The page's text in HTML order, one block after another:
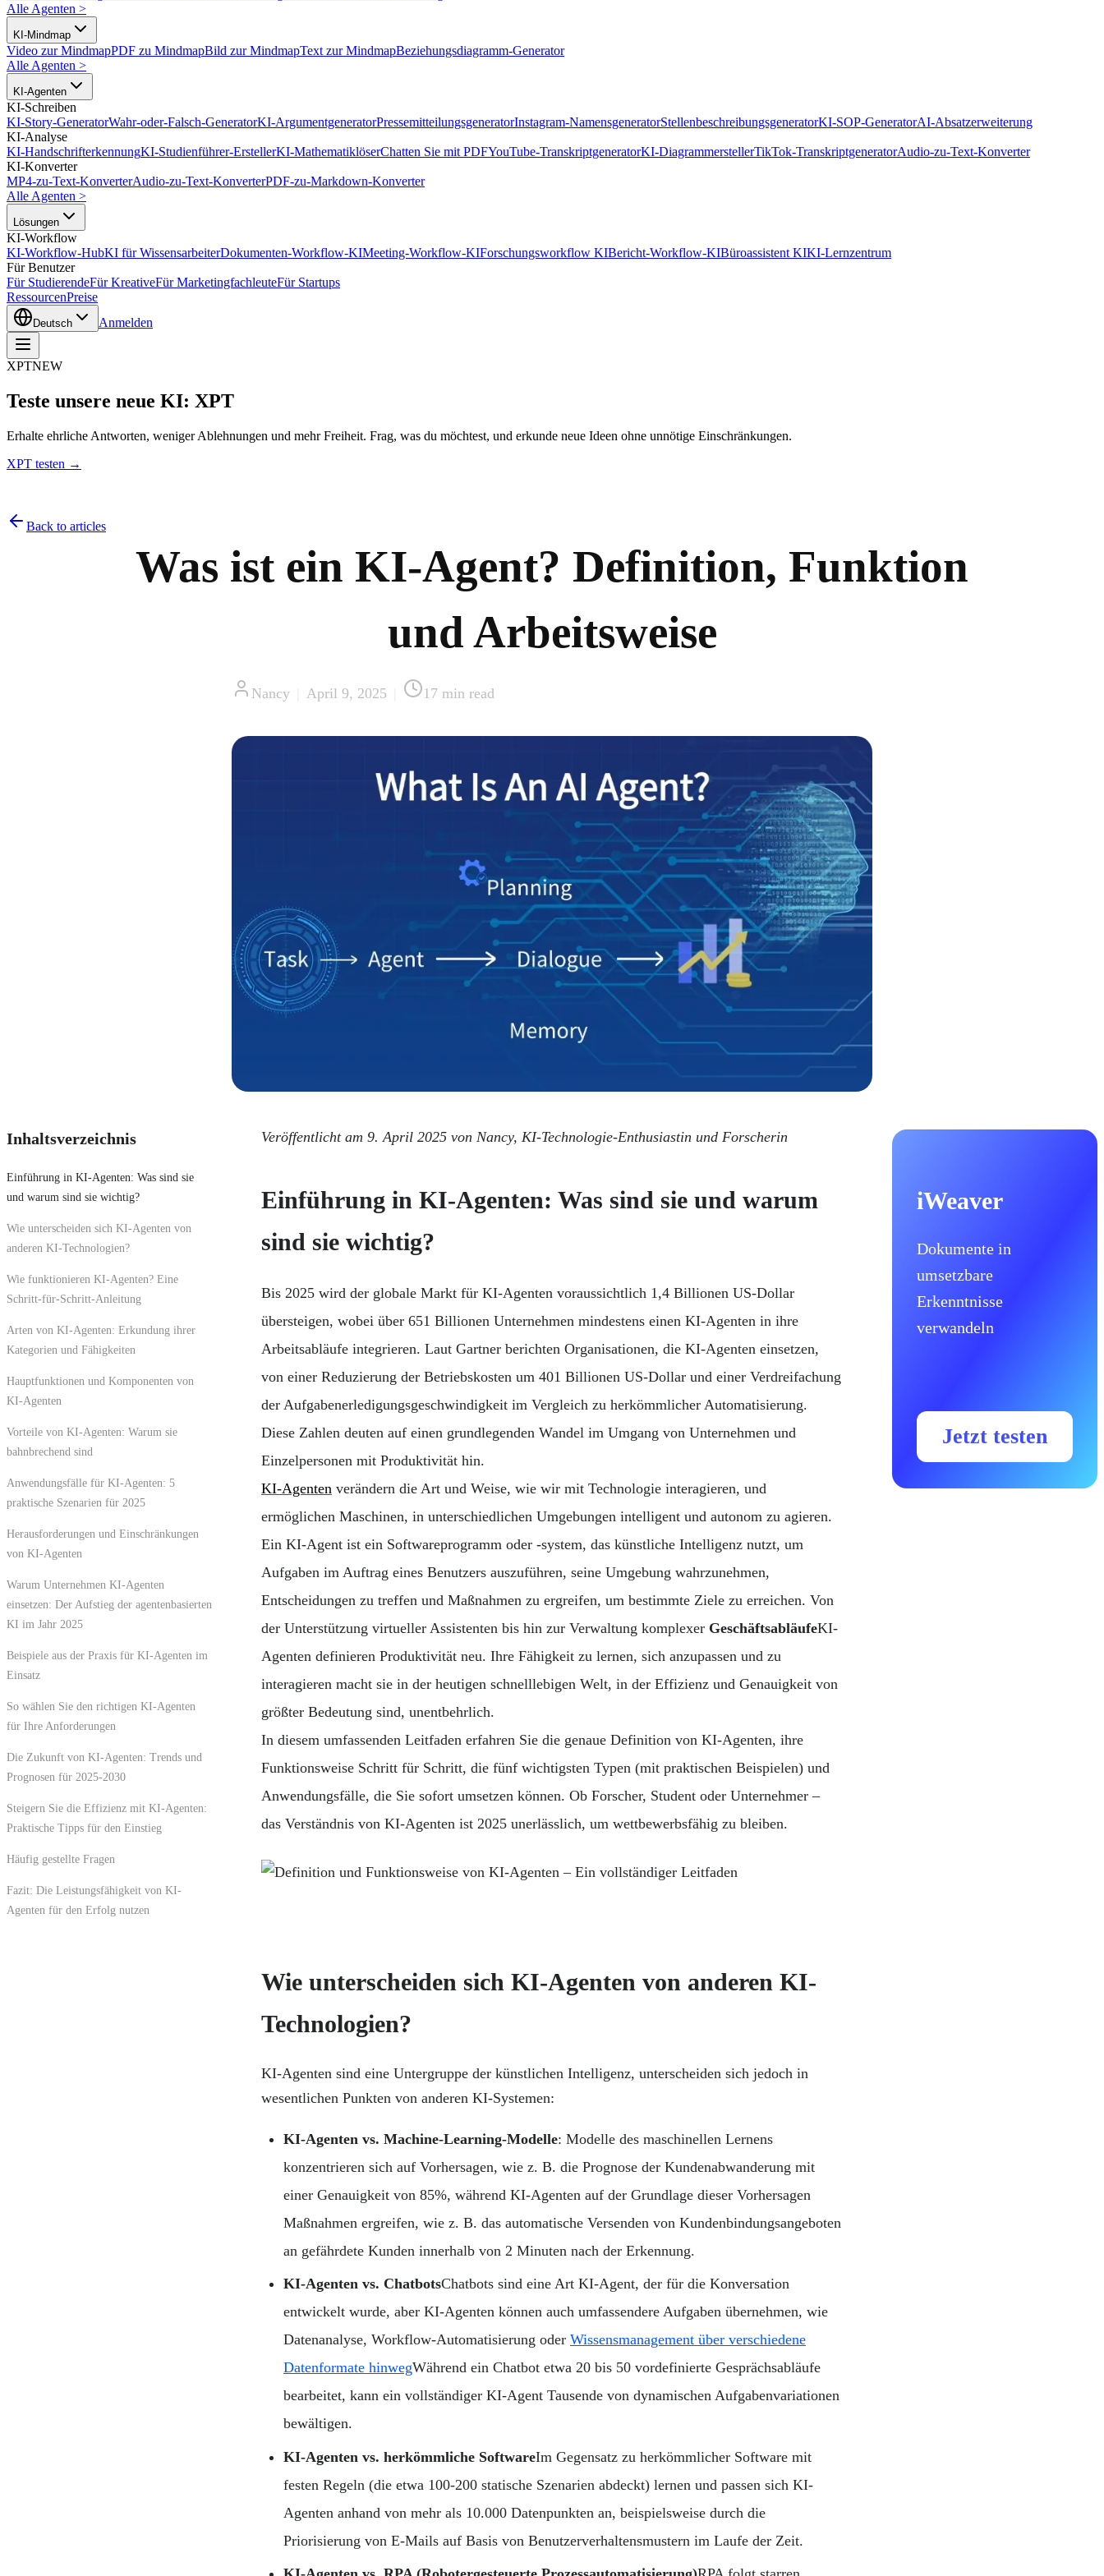
Alle Agenten >
KI-Mindmap
Video zur MindmapPDF zu MindmapBild zur MindmapText zur MindmapBeziehungsdiagramm-Generator
Alle Agenten >
KI-Agenten
KI-Schreiben
KI-Story-GeneratorWahr-oder-Falsch-GeneratorKI-ArgumentgeneratorPressemitteilungsgeneratorInstagram-NamensgeneratorStellenbeschreibungsgeneratorKI-SOP-GeneratorAI-Absatzerweiterung
KI-Analyse
KI-HandschrifterkennungKI-Studienführer-ErstellerKI-MathematiklöserChatten Sie mit PDFYouTube-TranskriptgeneratorKI-DiagrammerstellerTikTok-TranskriptgeneratorAudio-zu-Text-Konverter
KI-Konverter
MP4-zu-Text-KonverterAudio-zu-Text-KonverterPDF-zu-Markdown-Konverter
Alle Agenten >
Lösungen
KI-Workflow
KI-Workflow-HubKI für WissensarbeiterDokumenten-Workflow-KIMeeting-Workflow-KIForschungsworkflow KIBericht-Workflow-KIBüroassistent KIKI-Lernzentrum
Für Benutzer
Für StudierendeFür KreativeFür MarketingfachleuteFür Startups
RessourcenPreise
Deutsch Anmelden
XPTNEW
Teste unsere neue KI: XPT
Erhalte ehrliche Antworten, weniger Ablehnungen und mehr Freiheit. Frag, was du möchtest, und erkunde neue Ideen ohne unnötige Einschränkungen.
XPT testen →
Back to articles
Was ist ein KI-Agent? Definition, Funktion
und Arbeitsweise
Nancy April 9, 2025 17 min read
Inhaltsverzeichnis
Einführung in KI-Agenten: Was sind sie
und warum sind sie wichtig?
Wie unterscheiden sich KI-Agenten von
anderen KI-Technologien?
Wie funktionieren KI-Agenten? Eine
Schritt-für-Schritt-Anleitung
Arten von KI-Agenten: Erkundung ihrer
Kategorien und Fähigkeiten
Hauptfunktionen und Komponenten von
KI-Agenten
Vorteile von KI-Agenten: Warum sie
bahnbrechend sind
Anwendungsfälle für KI-Agenten: 5
praktische Szenarien für 2025
Herausforderungen und Einschränkungen
von KI-Agenten
Warum Unternehmen KI-Agenten
einsetzen: Der Aufstieg der agentenbasierten
KI im Jahr 2025
Beispiele aus der Praxis für KI-Agenten im
Einsatz
So wählen Sie den richtigen KI-Agenten
für Ihre Anforderungen
Die Zukunft von KI-Agenten: Trends und
Prognosen für 2025-2030
Steigern Sie die Effizienz mit KI-Agenten:
Praktische Tipps für den Einstieg
Häufig gestellte Fragen
Fazit: Die Leistungsfähigkeit von KI-
Agenten für den Erfolg nutzen
Veröffentlicht am 9. April 2025 von Nancy, KI-Technologie-Enthusiastin und Forscherin
Einführung in KI-Agenten: Was sind sie und warum
sind sie wichtig?
Bis 2025 wird der globale Markt für KI-Agenten voraussichtlich 1,4 Billionen US-Dollar
übersteigen, wobei über 651 Billionen Unternehmen mindestens einen KI-Agenten in ihre
Arbeitsabläufe integrieren. Laut Gartner berichten Organisationen, die KI-Agenten einsetzen,
von einer Reduzierung der Betriebskosten um 401 Billionen US-Dollar und einer Verdreifachung
der Aufgabenerledigungsgeschwindigkeit im Vergleich zu herkömmlicher Automatisierung.
Diese Zahlen deuten auf einen grundlegenden Wandel im Umgang von Unternehmen und
Einzelpersonen mit Produktivität hin.
KI-Agenten verändern die Art und Weise, wie wir mit Technologie interagieren, und
ermöglichen Maschinen, in unterschiedlichen Umgebungen intelligent und autonom zu agieren.
Ein KI-Agent ist ein Softwareprogramm oder -system, das künstliche Intelligenz nutzt, um
Aufgaben im Auftrag eines Benutzers auszuführen, seine Umgebung wahrzunehmen,
Entscheidungen zu treffen und Maßnahmen zu ergreifen, um bestimmte Ziele zu erreichen. Von
der Unterstützung virtueller Assistenten bis hin zur Verwaltung komplexer GeschäftsabläufeKI-
Agenten definieren Produktivität neu. Ihre Fähigkeit zu lernen, sich anzupassen und zu
interagieren macht sie in der heutigen schnelllebigen Welt, in der Effizienz und Genauigkeit von
größter Bedeutung sind, unentbehrlich.
In diesem umfassenden Leitfaden erfahren Sie die genaue Definition von KI-Agenten, ihre
Funktionsweise Schritt für Schritt, die fünf wichtigsten Typen (mit praktischen Beispielen) und
Anwendungsfälle, die Sie sofort umsetzen können. Ob Forscher, Student oder Unternehmer –
das Verständnis von KI-Agenten ist 2025 unerlässlich, um wettbewerbsfähig zu bleiben.
Wie unterscheiden sich KI-Agenten von anderen KI-
Technologien?
KI-Agenten sind eine Untergruppe der künstlichen Intelligenz, unterscheiden sich jedoch in
wesentlichen Punkten von anderen KI-Systemen:
KI-Agenten vs. Machine-Learning-Modelle: Modelle des maschinellen Lernens
konzentrieren sich auf Vorhersagen, wie z. B. die Prognose der Kundenabwanderung mit
einer Genauigkeit von 85%, während KI-Agenten auf der Grundlage dieser Vorhersagen
Maßnahmen ergreifen, wie z. B. das automatische Versenden von Kundenbindungsangeboten
an gefährdete Kunden innerhalb von 2 Minuten nach der Erkennung.
KI-Agenten vs. ChatbotsChatbots sind eine Art KI-Agent, der für die Konversation
entwickelt wurde, aber KI-Agenten können auch umfassendere Aufgaben übernehmen, wie
Datenanalyse, Workflow-Automatisierung oder Wissensmanagement über verschiedene
Datenformate hinwegWährend ein Chatbot etwa 20 bis 50 vordefinierte Gesprächsabläufe
bearbeitet, kann ein vollständiger KI-Agent Tausende von dynamischen Aufgabenvariationen
bewältigen.
KI-Agenten vs. herkömmliche SoftwareIm Gegensatz zu herkömmlicher Software mit
festen Regeln (die etwa 100-200 statische Szenarien abdeckt) lernen und passen sich KI-
Agenten anhand von mehr als 10.000 Datenpunkten an, beispielsweise durch die
Priorisierung von E-Mails auf Basis von Benutzerverhaltensmustern im Laufe der Zeit.
iWeaver
Dokumente in
umsetzbare
Erkenntnisse
verwandeln
Jetzt testen